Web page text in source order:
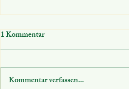
1 Kommentar
Kommentar verfassen...